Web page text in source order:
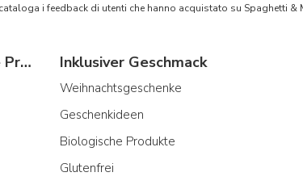
i feedback di utenti che hanno acquistato su Spaghetti &
Typische regionale italienische Produkte Inklusiver Geschmack
Weihnachtsgeschenke
Geschenkideen
Biologische Produkte
Glutenfrei